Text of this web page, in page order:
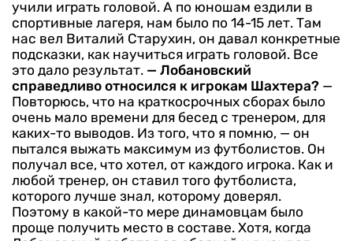
учили играть головой. А по юношам ездили в
спортивные лагеря, нам было по 14-15 лет. Там
нас вел Виталий Старухин, он давал конкретные
подсказки, как научиться играть головой. Все
это дало результат. — Лобановский
справедливо относился к игрокам Шахтера? —
Повторюсь, что на краткосрочных сборах было
очень мало времени для бесед с тренером, для
каких-то выводов. Из того, что я помню, — он
пытался выжать максимум из футболистов. Он
получал все, что хотел, от каждого игрока. Как и
любой тренер, он ставил того футболиста,
которого лучше знал, которому доверял.
Поэтому в какой-то мере динамовцам было
проще получить место в составе. Хотя, когда